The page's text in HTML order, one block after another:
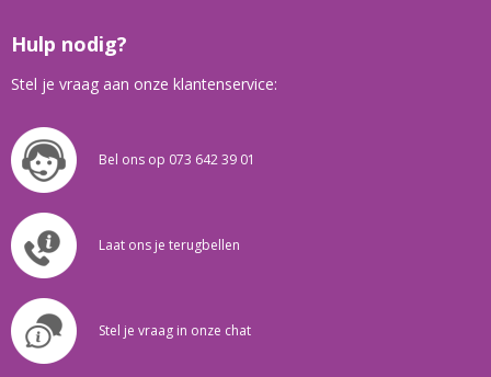
Hulp nodig?
Stel je vraag aan onze klantenservice:
Bel ons op 073 642 39 01
Laat ons je terugbellen
Stel je vraag in onze chat